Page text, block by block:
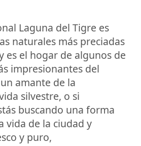
Laguna del Tigre es
naturales más preciadas
es el hogar de algunos de
impresionantes del
amante de la
silvestre, o si
buscando una forma
vida de la ciudad y
y puro,